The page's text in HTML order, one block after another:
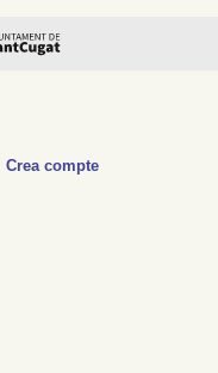
Crea compte